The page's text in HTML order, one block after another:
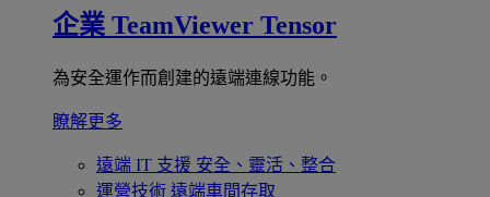
企業 TeamViewer Tensor
為安全運作而創建的遠端連線功能。
瞭解更多
遠端 IT 支援 安全、靈活、整合
運營技術 遠端車間存取